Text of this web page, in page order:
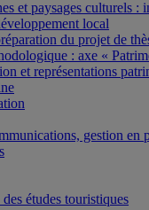
et paysages culturels
local
du projet de
: axe «
et représentations
gestion en
études touristiques